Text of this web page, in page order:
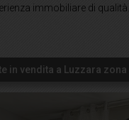
immobiliare di qualità.
in vendita a Luzzara